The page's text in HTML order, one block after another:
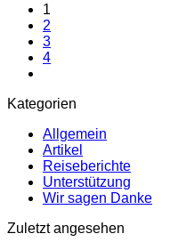
1
2
3
4
Kategorien
Allgemein
Artikel
Reiseberichte
Unterstützung
Wir sagen Danke
Zuletzt angesehen